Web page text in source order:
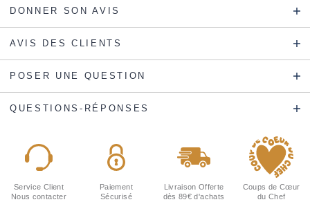
DONNER SON AVIS
AVIS DES CLIENTS
POSER UNE QUESTION
QUESTIONS-RÉPONSES
Service Client
Nous contacter
Paiement
Sécurisé
Livraison Offerte
dès 89€ d'achats
Coups de Cœur
du Chef